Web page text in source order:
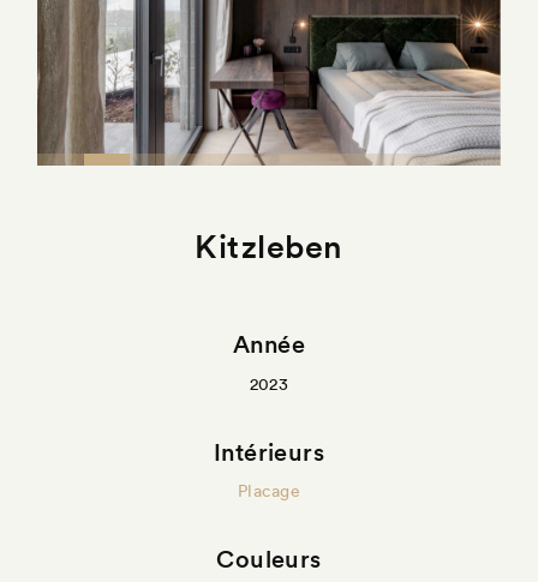
Kitzleben
Année
2023
Intérieurs
Placage
Couleurs